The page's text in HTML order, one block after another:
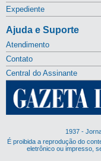
Expediente
Ajuda e Suporte
Atendimento
Contato
Central do Assinante
1937 -
É proibida a reprodução do
eletrônico ou impresso,